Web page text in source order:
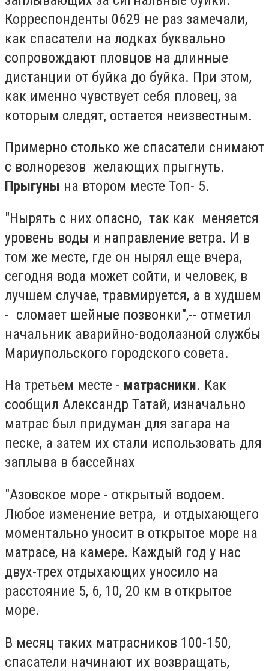
Корреспонденты 0629 не раз замечали,
как спасатели на лодках буквально
сопровождают пловцов на длинные
дистанции от буйка до буйка. При этом,
как именно чувствует себя пловец, за
которым следят, остается неизвестным.
Примерно столько же спасатели снимают
с волнорезов желающих прыгнуть.
Прыгуны на втором месте Топ- 5.
"Нырять с них опасно, так как меняется
уровень воды и направление ветра. И в
том же месте, где он нырял еще вчера,
сегодня вода может сойти, и человек, в
лучшем случае, травмируется, а в худшем
- сломает шейные позвонки",-- отметил
начальник аварийно-водолазной службы
Мариупольского городского совета.
На третьем месте - матрасники. Как
сообщил Александр Татай, изначально
матрас был придуман для загара на
песке, а затем их стали использовать для
заплыва в бассейнах
"Азовское море - открытый водоем.
Любое изменение ветра, и отдыхающего
моментально уносит в открытое море на
матрасе, на камере. Каждый год у нас
двух-трех отдыхающих уносило на
расстояние 5, 6, 10, 20 км в открытое
море.
В месяц таких матрасников 100-150,
спасатели начинают их возвращать,